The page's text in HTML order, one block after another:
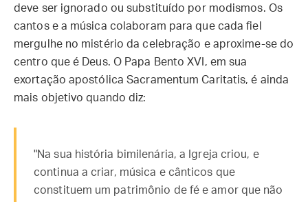
deve ser ignorado ou substituído por modismos. Os
cantos e a música colaboram para que cada fiel
mergulhe no mistério da celebração e aproxime-se do
centro que é Deus. O Papa Bento XVI, em sua
exortação apostólica Sacramentum Caritatis, é ainda
mais objetivo quando diz:
"Na sua história bimilenária, a Igreja criou, e
continua a criar, música e cânticos que
constituem um patrimônio de fé e amor que não